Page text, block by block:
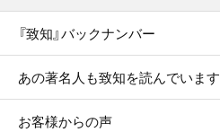
『致知』バックナンバー
あの著名人も致知を読んでいます
お客様からの声